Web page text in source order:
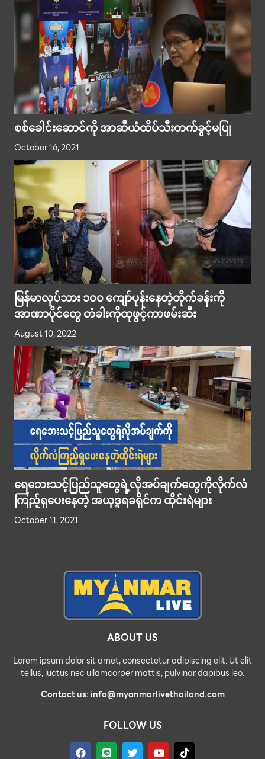
စစ်ခေါင်းဆောင်ကို အာဆီယံထိပ်သီးတက်ခွင့်မပြု
October 16, 2021
မြန်မာလုပ်သား ၁၀၀ ကျော်ပုန်းနေတဲ့တိုက်ခန်းကို
အာဏာပိုင်တွေ တံခါးကိုထုဖွင့်ကာဖမ်းဆီး
August 10, 2022
ရေဘေးသင့်ပြည်သူတွေရဲ့လိုအပ်ချက်တွေကိုလိုက်လံ
ကြည့်ရှပေးနေတဲ့ အယုဒ္ဒရခရိုင်က ထိုင်းရဲများ
October 11, 2021
ABOUT US
Lorem ipsum dolor sit amet, consectetur adipiscing elit. Ut elit
tellus, luctus nec ullamcorper mattis, pulvinar dapibus leo.
Contact us: info@myanmarlivethailand.com
FOLLOW US